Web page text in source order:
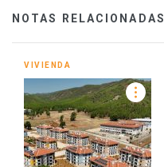
NOTAS RELACIONADAS
VIVIENDA